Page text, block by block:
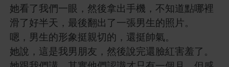
她看了我們一眼，然後拿出手機，不知道點哪裡
滑了好半天，最後翻出了一張男生的照片。
嗯，男生的形象挺親切的，還挺帥氣。
她說，這是我男朋友，然後說完還臉紅害羞了。